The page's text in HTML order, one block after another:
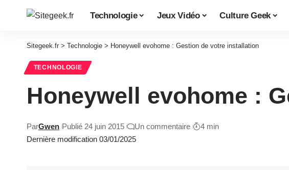
Technologie Jeux Vidéo Culture Geek
Sitegeek.fr > Technologie > Honeywell evohome : Gestion de votre installation
TECHNOLOGIE
Honeywell evohome :
Dernière modification 03/01/2025
ParGwen Publié 24 juin 2015 Un commentaire 4 min